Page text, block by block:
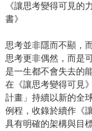
《讓思考變得可見的
書》
思考並非隱而不顯，
思考更非偶然，而是
是一生都不會失去的能
在《讓思考變得可見
計畫」持續以新的全
例程，收錄於續作《
具有明確的架構與目